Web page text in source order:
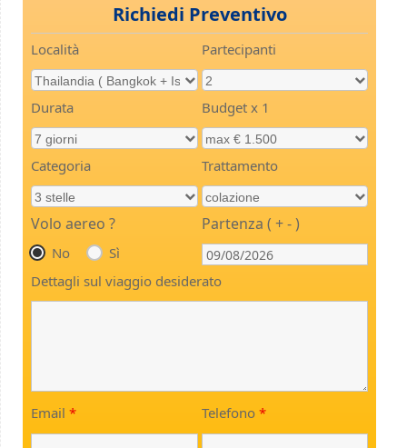
Richiedi Preventivo
Località Partecipanti
Durata Budget x 1
Categoria Trattamento
Volo aereo ?
No Sì
Partenza ( + - )
Dettagli sul viaggio desiderato
Email * Telefono *